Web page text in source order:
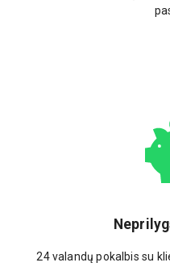
24 valandų pokalbis su